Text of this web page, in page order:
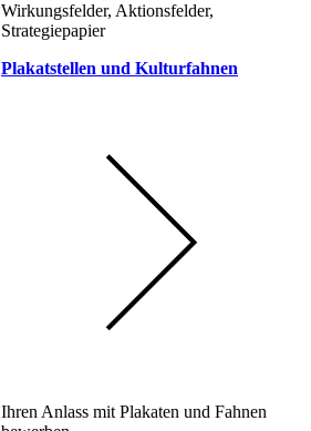
Wirkungsfelder, Aktionsfelder,
Strategiepapier
Plakatstellen und Kulturfahnen
Ihren Anlass mit Plakaten und Fahnen